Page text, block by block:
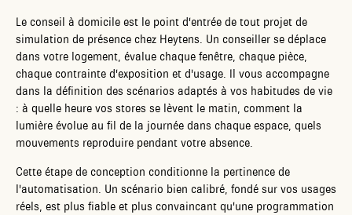
Le conseil à domicile est le point d'entrée de tout projet de
simulation de présence chez Heytens. Un conseiller se déplace
dans votre logement, évalue chaque fenêtre, chaque pièce,
chaque contrainte d'exposition et d'usage. Il vous accompagne
dans la définition des scénarios adaptés à vos habitudes de vie
: à quelle heure vos stores se lèvent le matin, comment la
lumière évolue au fil de la journée dans chaque espace, quels
mouvements reproduire pendant votre absence.
Cette étape de conception conditionne la pertinence de
l'automatisation. Un scénario bien calibré, fondé sur vos usages
réels, est plus fiable et plus convaincant qu'une programmation